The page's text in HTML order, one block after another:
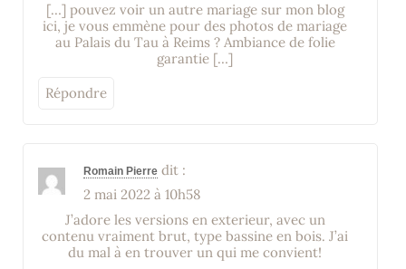
[…] pouvez voir un autre mariage sur mon blog
ici, je vous emmène pour des photos de mariage
au Palais du Tau à Reims ? Ambiance de folie
garantie […]
Répondre
Romain Pierre dit :
2 mai 2022 à 10h58
J’adore les versions en exterieur, avec un
contenu vraiment brut, type bassine en bois. J’ai
du mal à en trouver un qui me convient!